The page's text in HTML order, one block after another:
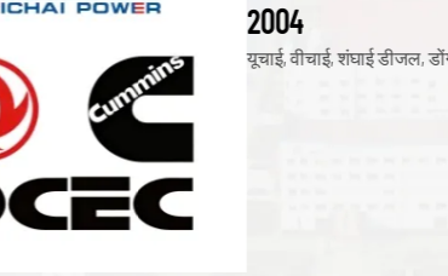
2004
यूचाई, वीचाई, शंघाई डीजल,